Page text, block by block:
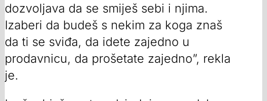
dozvoljava da se smiješ sebi i njima.
Izaberi da budeš s nekim za koga znaš
da ti se sviđa, da idete zajedno u
prodavnicu, da prošetate zajedno”, rekla
je.